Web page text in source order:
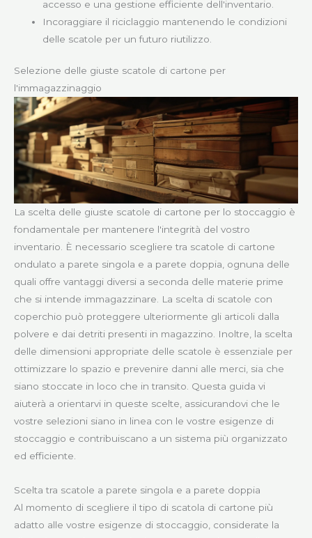
accesso e una gestione efficiente dell'inventario.
Incoraggiare il riciclaggio mantenendo le condizioni
delle scatole per un futuro riutilizzo.
Selezione delle giuste scatole di cartone per
l'immagazzinaggio
La scelta delle giuste scatole di cartone per lo stoccaggio è
fondamentale per mantenere l'integrità del vostro
inventario. È necessario scegliere tra scatole di cartone
ondulato a parete singola e a parete doppia, ognuna delle
quali offre vantaggi diversi a seconda delle materie prime
che si intende immagazzinare. La scelta di scatole con
coperchio può proteggere ulteriormente gli articoli dalla
polvere e dai detriti presenti in magazzino. Inoltre, la scelta
delle dimensioni appropriate delle scatole è essenziale per
ottimizzare lo spazio e prevenire danni alle merci, sia che
siano stoccate in loco che in transito. Questa guida vi
aiuterà a orientarvi in queste scelte, assicurandovi che le
vostre selezioni siano in linea con le vostre esigenze di
stoccaggio e contribuiscano a un sistema più organizzato
ed efficiente.
Scelta tra scatole a parete singola e a parete doppia
Al momento di scegliere il tipo di scatola di cartone più
adatto alle vostre esigenze di stoccaggio, considerate la